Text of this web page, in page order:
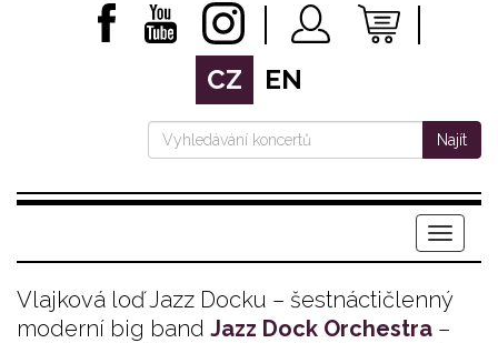
CZ EN
Najít
Menu
Vlajková loď Jazz Docku – šestnáctičlenný
moderní big band Jazz Dock Orchestra –